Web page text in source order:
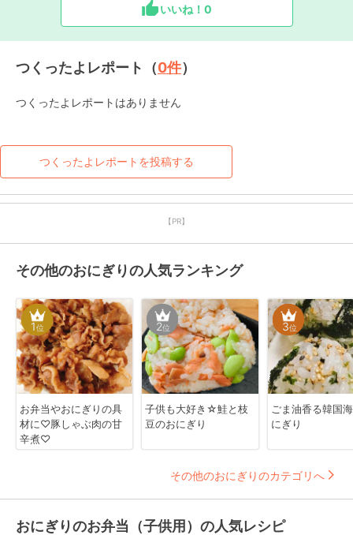
いいね！ 0
つくったよレポート（0件）
つくったよレポートはありません
つくったよレポートを投稿する
【PR】
その他のおにぎりの人気ランキング
1位
お弁当やおにぎりの具
材に♡豚しゃぶ肉の甘
辛煮♡
2位
子供も大好き☆鮭と枝
豆のおにぎり
3位
ごま油香る韓国
にぎり
その他のおにぎりのカテゴリへ
おにぎりのお弁当（子供用）の人気レシピ